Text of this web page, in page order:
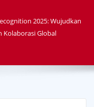
2025: Wujudkan
Kolaborasi Global